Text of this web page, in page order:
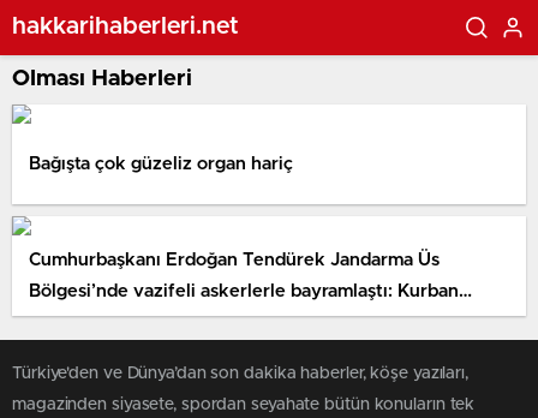
hakkarihaberleri.net
Olması Haberleri
Bağışta çok güzeliz organ hariç
Cumhurbaşkanı Erdoğan Tendürek Jandarma Üs
Bölgesi’nde vazifeli askerlerle bayramlaştı: Kurban
Bayramı’nın barışa vesile olmasını diliyorum
Türkiye'den ve Dünya’dan son dakika haberler, köşe yazıları,
magazinden siyasete, spordan seyahate bütün konuların tek